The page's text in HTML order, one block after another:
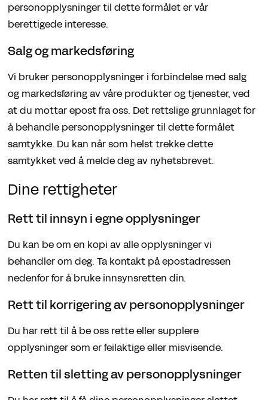
personopplysninger til dette formålet er vår
berettigede interesse.
Salg og markedsføring
Vi bruker personopplysninger i forbindelse med salg
og markedsføring av våre produkter og tjenester, ved
at du mottar epost fra oss. Det rettslige grunnlaget for
å behandle personopplysninger til dette formålet
samtykke. Du kan når som helst trekke dette
samtykket ved å melde deg av nyhetsbrevet.
Dine rettigheter
Rett til innsyn i egne opplysninger
Du kan be om en kopi av alle opplysninger vi
behandler om deg. Ta kontakt på epostadressen
nedenfor for å bruke innsynsretten din.
Rett til korrigering av personopplysninger
Du har rett til å be oss rette eller supplere
opplysninger som er feilaktige eller misvisende.
Retten til sletting av personopplysninger